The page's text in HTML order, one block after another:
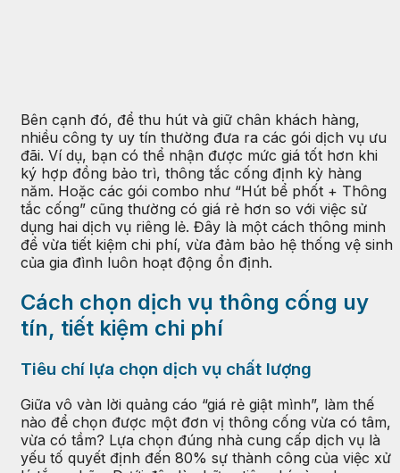
Bên cạnh đó, để thu hút và giữ chân khách hàng,
nhiều công ty uy tín thường đưa ra các gói dịch vụ ưu
đãi. Ví dụ, bạn có thể nhận được mức giá tốt hơn khi
ký hợp đồng bảo trì, thông tắc cống định kỳ hàng
năm. Hoặc các gói combo như “Hút bể phốt + Thông
tắc cống” cũng thường có giá rẻ hơn so với việc sử
dụng hai dịch vụ riêng lẻ. Đây là một cách thông minh
để vừa tiết kiệm chi phí, vừa đảm bảo hệ thống vệ sinh
của gia đình luôn hoạt động ổn định.
Cách chọn dịch vụ thông cống uy
tín, tiết kiệm chi phí
Tiêu chí lựa chọn dịch vụ chất lượng
Giữa vô vàn lời quảng cáo “giá rẻ giật mình”, làm thế
nào để chọn được một đơn vị thông cống vừa có tâm,
vừa có tầm? Lựa chọn đúng nhà cung cấp dịch vụ là
yếu tố quyết định đến 80% sự thành công của việc xử